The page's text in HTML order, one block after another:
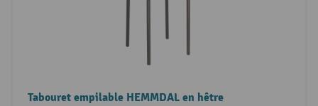
Tabouret empilable HEMMDAL en hêtre